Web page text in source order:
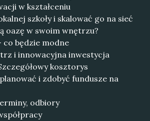
w kształceniu
szkoły i skalować go na sieć
oazę w swoim wnętrzu?
co będzie modne
i innowacyjna inwestycja
kosztorys
i zdobyć fundusze na
odbiory